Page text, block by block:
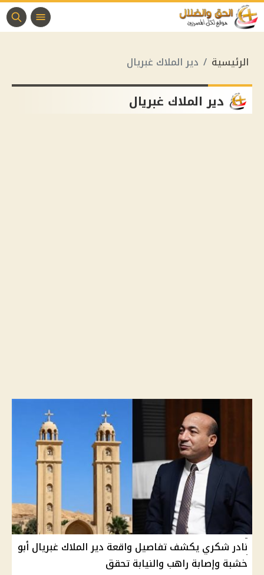
الرئيسية دير الملاك غبريال
دير الملاك غبريال
نادر شكري يكشف تفاصيل واقعة دير الملاك غبريال أبو
خشبة وإصابة راهب والنيابة تحقق